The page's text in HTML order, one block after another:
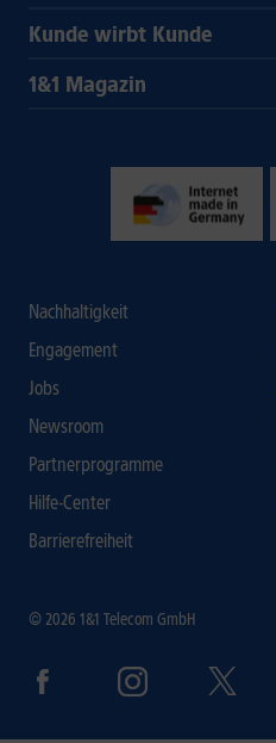
Kunde wirbt Kunde
1&1 Magazin
Nachhaltigkeit
Engagement
Jobs
Newsroom
Partnerprogramme
Hilfe-Center
Barrierefreiheit
© 2026 1&1 Telecom GmbH